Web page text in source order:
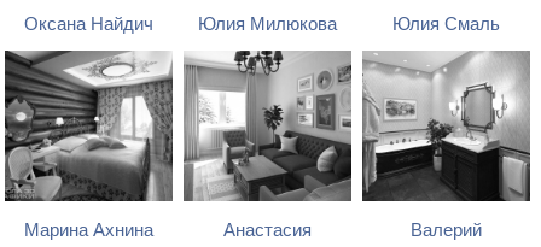
Оксана Найдич Юлия Милюкова Юлия Смаль
Марина Ахнина
Анастасия
Валерий